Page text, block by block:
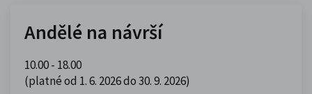
Andělé na návrší
10.00 - 18.00
(platné od 1. 6. 2026 do 30. 9. 2026)